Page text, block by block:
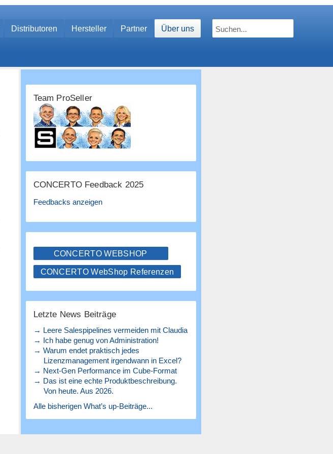
Distributoren Hersteller Partner Über uns
Team ProSeller
CONCERTO Feedback 2025
Feedbacks anzeigen
CONCERTO WEBSHOP
CONCERTO WebShop Referenzen
Letzte News Beiträge
→ Leere Salespipelines vermeiden mit Claudia
→ Ich habe genug von Administration!
→ Warum endet praktisch jedes
Lizenzmanagement irgendwann in Excel?
→ Next-Gen Performance im Cube-Format
→ Das ist eine echte Produktbeschreibung.
Von heute. Aus 2026.
Alle bisherigen What’s up-Beiträge...